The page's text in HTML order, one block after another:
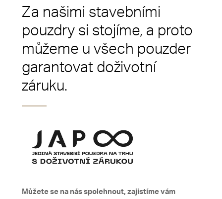
Za našimi stavebními
pouzdry si stojíme, a proto
můžeme u všech pouzder
garantovat doživotní
záruku.
Můžete se na nás spolehnout, zajistíme vám